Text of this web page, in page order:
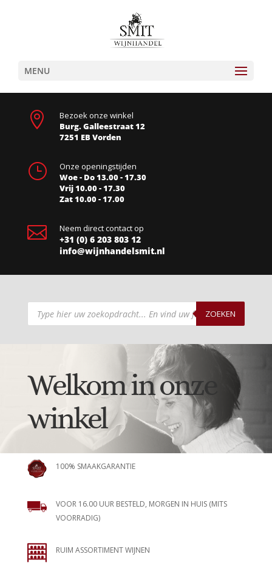
MENU

Bezoek onze winkel
Burg. Galleestraat 12
7251 EB Vorden
}
Onze openingstijden
Woe - Do 13.00 - 17.30
Vrij 10.00 - 17.30
Zat 10.00 - 17.00
 Neem direct contact op
+31 (0) 6 203 803 12
info@wijnhandelsmit.nl
Producten
zoeken ZOEKEN
Welkom in onze
winkel
100% SMAAKGARANTIE
VOOR 16.00 UUR BESTELD, MORGEN IN HUIS (MITS
VOORRADIG)
RUIM ASSORTIMENT WIJNEN